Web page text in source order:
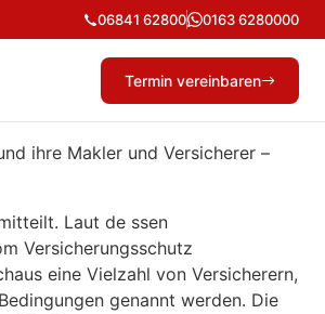
06841 62800 0163 6280000
Termin vereinbaren
ihre Makler und Versicherer –
Laut de ssen
Versicherungsschutz
eine Vielzahl von Versicherern,
genannt werden. Die